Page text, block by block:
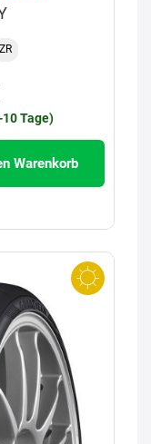
ZR
Tage)
Warenkorb